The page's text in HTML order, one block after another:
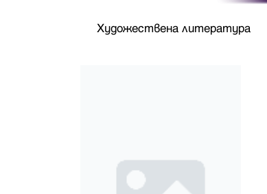
Художествена литература